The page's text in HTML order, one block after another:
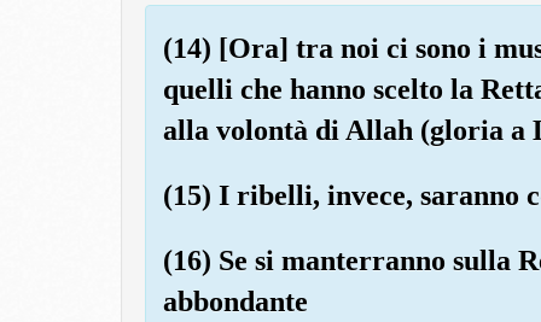
(14) [Ora] tra noi ci sono i
quelli che hanno scelto la
alla volontà di Allah (gloria
(15) I ribelli, invece, saranno
(16) Se si manterranno sulla
abbondante